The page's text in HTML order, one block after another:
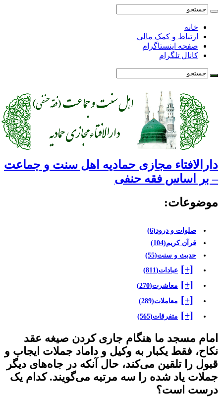
خانه
ارتباط و کمک مالی
صفحه اینستاگرام
کانال تلگرام
مجازی حمادیه اهل سنت و جماعت
بر اساس فقه حنفی
صلوات و درود (6)
قرآن کریم (104)
حدیث و سنت(55)
[+] عبادات (811)
[+] معاشرت (270)
[+] معاملات(289)
[+] متفرقات(565)
مسجد ما هنگام جاری کردن صیغه عقد
فقط یکبار به وکیل و داماد جملات ایجاب و
را تلقین می‌کند، حال آنکه در جاه‌های دیگر
یاد شده را سه مرتبه می‌گویند. کدام یک
است؟